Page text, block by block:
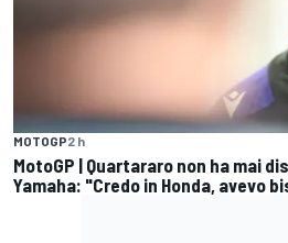
MOTOGP2 h
MotoGP | Quartararo non ha mai
Yamaha: "Credo in Honda, avevo